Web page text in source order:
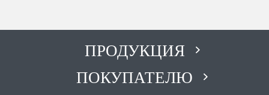
ПРОДУКЦИЯ
ПОКУПАТЕЛЮ